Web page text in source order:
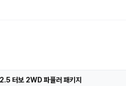
터보 2WD 파퓰러 패키지